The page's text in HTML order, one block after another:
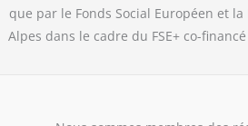
que par le Fonds Social Européen et
Alpes dans le cadre du FSE+ co-